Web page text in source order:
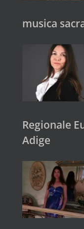
musica
Regionale
Adige